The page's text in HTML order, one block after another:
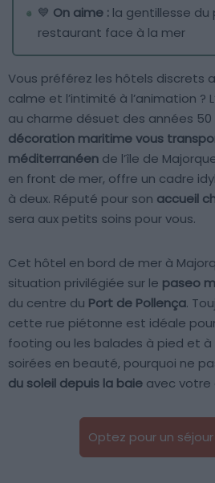
💙 On aime : la gentillesse du
restaurant face à la mer
Vous préférez les hôtels discrets
calme et l’intimité à l’animation ?
au charme désuet des années 50
décoration maritime vous
méditerranéen de l’île de
en front de mer, offre un cadre
à deux. Réputé pour son accueil
sera aux petits soins pour vous.
Cet hôtel en bord de mer à
situation privilégiée sur le paseo
du centre du Port de Pollença.
cette rue piétonne est idéale
footing ou les balades à pied et à
soirées en beauté, pourquoi ne
du soleil depuis la baie avec votre
Optez pour un